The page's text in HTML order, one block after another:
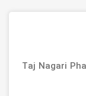
Taj Nagari